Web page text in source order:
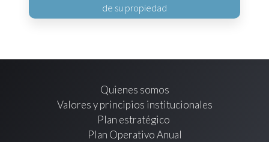
de su propiedad
Quienes somos
Valores y principios institucionales
Plan estratégico
Plan Operativo Anual